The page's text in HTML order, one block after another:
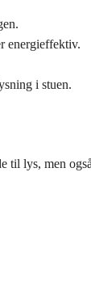
energieffektiv.
i stuen.
lys, men